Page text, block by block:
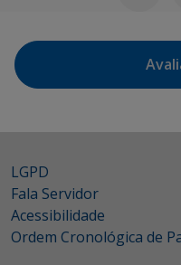
LGPD
Fala Servidor
Acessibilidade
Ordem Cronológica de